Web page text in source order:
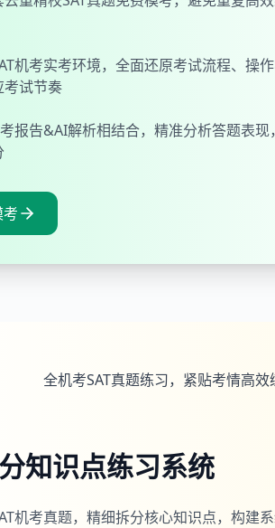
机考实考环境，全面还原考试流程、操
考试节奏
报告&AI解析相结合，精准分析答题表
考
全机考SAT真题练习，紧贴考情高效
知识点练习系统
机考真题，精细拆分核心知识点，构建